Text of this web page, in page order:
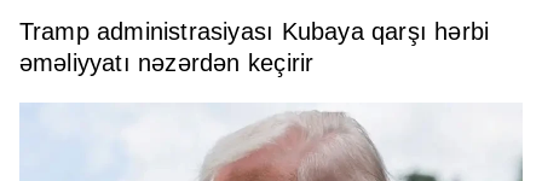
Tramp administrasiyası Kubaya qarşı hərbi
əməliyyatı nəzərdən keçirir